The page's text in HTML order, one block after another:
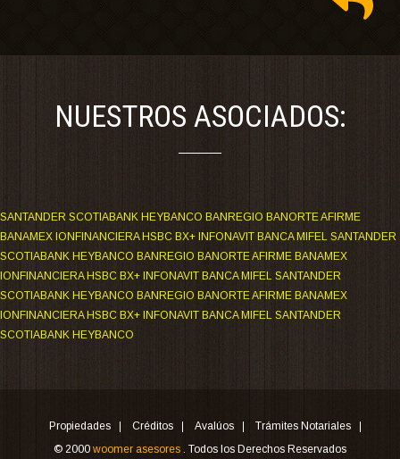
NUESTROS ASOCIADOS:
SANTANDER SCOTIABANK HEYBANCO BANREGIO BANORTE AFIRME
BANAMEX IONFINANCIERA HSBC BX+ INFONAVIT BANCA MIFEL SANTANDER
SCOTIABANK HEYBANCO BANREGIO BANORTE AFIRME BANAMEX
IONFINANCIERA HSBC BX+ INFONAVIT BANCA MIFEL SANTANDER
SCOTIABANK HEYBANCO BANREGIO BANORTE AFIRME BANAMEX
IONFINANCIERA HSBC BX+ INFONAVIT BANCA MIFEL SANTANDER
SCOTIABANK HEYBANCO
Propiedades Créditos Avalúos
Trámites Notariales
© 2000 woomer asesores . Todos los Derechos Reservados